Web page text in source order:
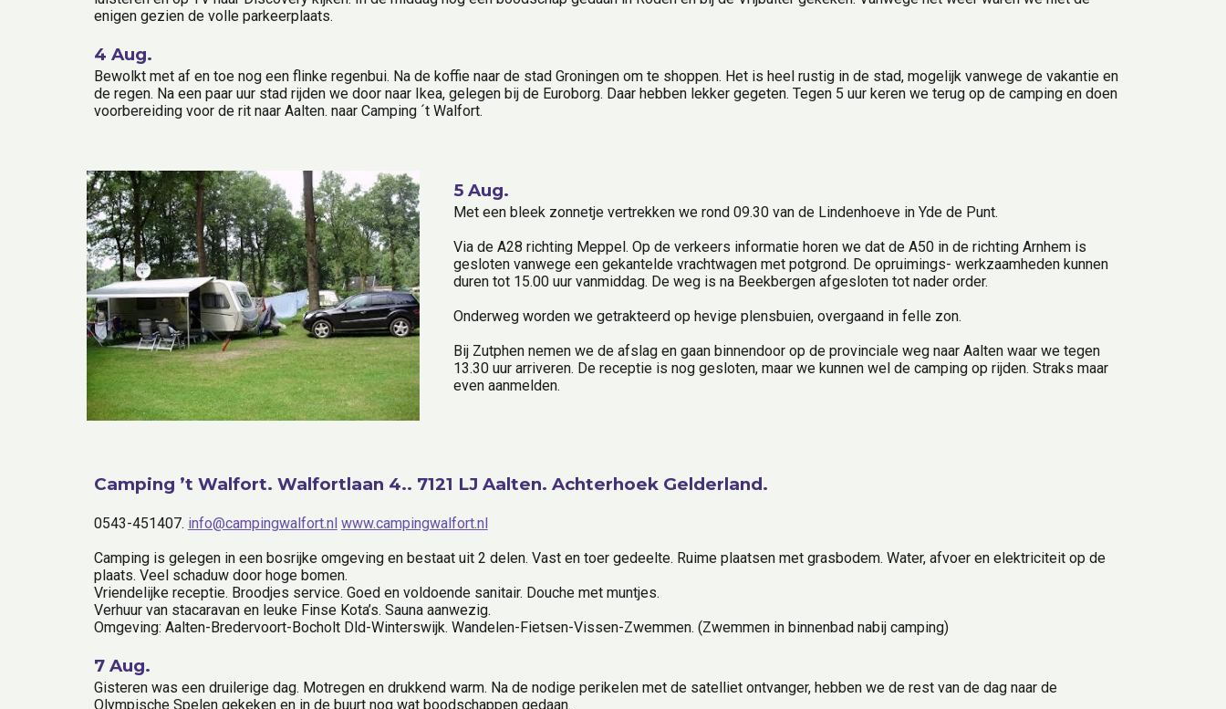
enigen gezien de volle parkeerplaats.
4 Aug.
Bewolkt met af en toe nog een flinke regenbui. Na de koffie naar de stad Groningen om te shoppen. Het is heel rustig in de stad, mogelijk vanwege de vakantie en
de regen. Na een paar uur stad rijden we door naar Ikea, gelegen bij de Euroborg. Daar hebben lekker gegeten. Tegen 5 uur keren we terug op de camping en doen
voorbereiding voor de rit naar Aalten. naar Camping ´t Walfort.
5 Aug.
Met een bleek zonnetje vertrekken we rond 09.30 van de Lindenhoeve in Yde de Punt.
Via de A28 richting Meppel. Op de verkeers informatie horen we dat de A50 in de richting Arnhem is
gesloten vanwege een gekantelde vrachtwagen met potgrond. De opruimings- werkzaamheden kunnen
duren tot 15.00 uur vanmiddag. De weg is na Beekbergen afgesloten tot nader order.
Onderweg worden we getrakteerd op hevige plensbuien, overgaand in felle zon.
Bij Zutphen nemen we de afslag en gaan binnendoor op de provinciale weg naar Aalten waar we tegen
13.30 uur arriveren. De receptie is nog gesloten, maar we kunnen wel de camping op rijden. Straks maar
even aanmelden.
Camping ’t Walfort. Walfortlaan 4.. 7121 LJ Aalten. Achterhoek Gelderland.
0543-451407. info@campingwalfort.nl www.campingwalfort.nl
Camping is gelegen in een bosrijke omgeving en bestaat uit 2 delen. Vast en toer gedeelte. Ruime plaatsen met grasbodem. Water, afvoer en elektriciteit op de
plaats. Veel schaduw door hoge bomen.
Vriendelijke receptie. Broodjes service. Goed en voldoende sanitair. Douche met muntjes.
Verhuur van stacaravan en leuke Finse Kota’s. Sauna aanwezig.
Omgeving: Aalten-Bredervoort-Bocholt Dld-Winterswijk. Wandelen-Fietsen-Vissen-Zwemmen. (Zwemmen in binnenbad nabij camping)
7 Aug.
Gisteren was een druilerige dag. Motregen en drukkend warm. Na de nodige perikelen met de satelliet ontvanger, hebben we de rest van de dag naar de
Olympische Spelen gekeken en in de buurt nog wat boodschappen gedaan.